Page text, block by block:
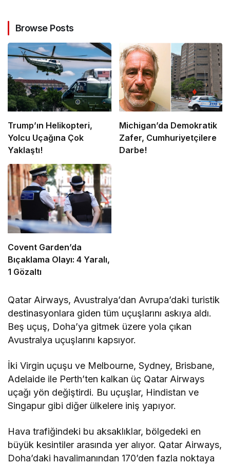
Browse Posts
Trump’ın Helikopteri,
Yolcu Uçağına Çok
Yaklaştı!
Michigan’da Demokratik
Zafer, Cumhuriyetçilere
Darbe!
Covent Garden’da
Bıçaklama Olayı: 4 Yaralı,
1 Gözaltı
Qatar Airways, Avustralya’dan Avrupa’daki turistik
destinasyonlara giden tüm uçuşlarını askıya aldı.
Beş uçuş, Doha’ya gitmek üzere yola çıkan
Avustralya uçuşlarını kapsıyor.
İki Virgin uçuşu ve Melbourne, Sydney, Brisbane,
Adelaide ile Perth’ten kalkan üç Qatar Airways
uçağı yön değiştirdi. Bu uçuşlar, Hindistan ve
Singapur gibi diğer ülkelere iniş yapıyor.
Hava trafiğindeki bu aksaklıklar, bölgedeki en
büyük kesintiler arasında yer alıyor. Qatar Airways,
Doha’daki havalimanından 170’den fazla noktaya